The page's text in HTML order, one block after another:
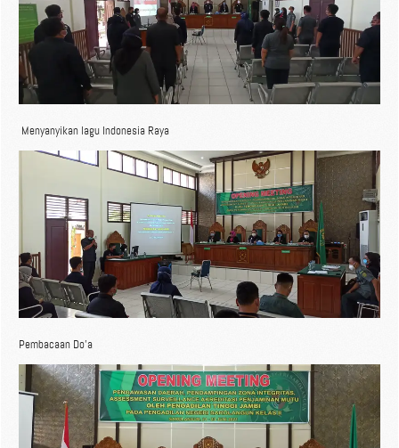
Menyanyikan lagu Indonesia Raya
Pembacaan Do'a